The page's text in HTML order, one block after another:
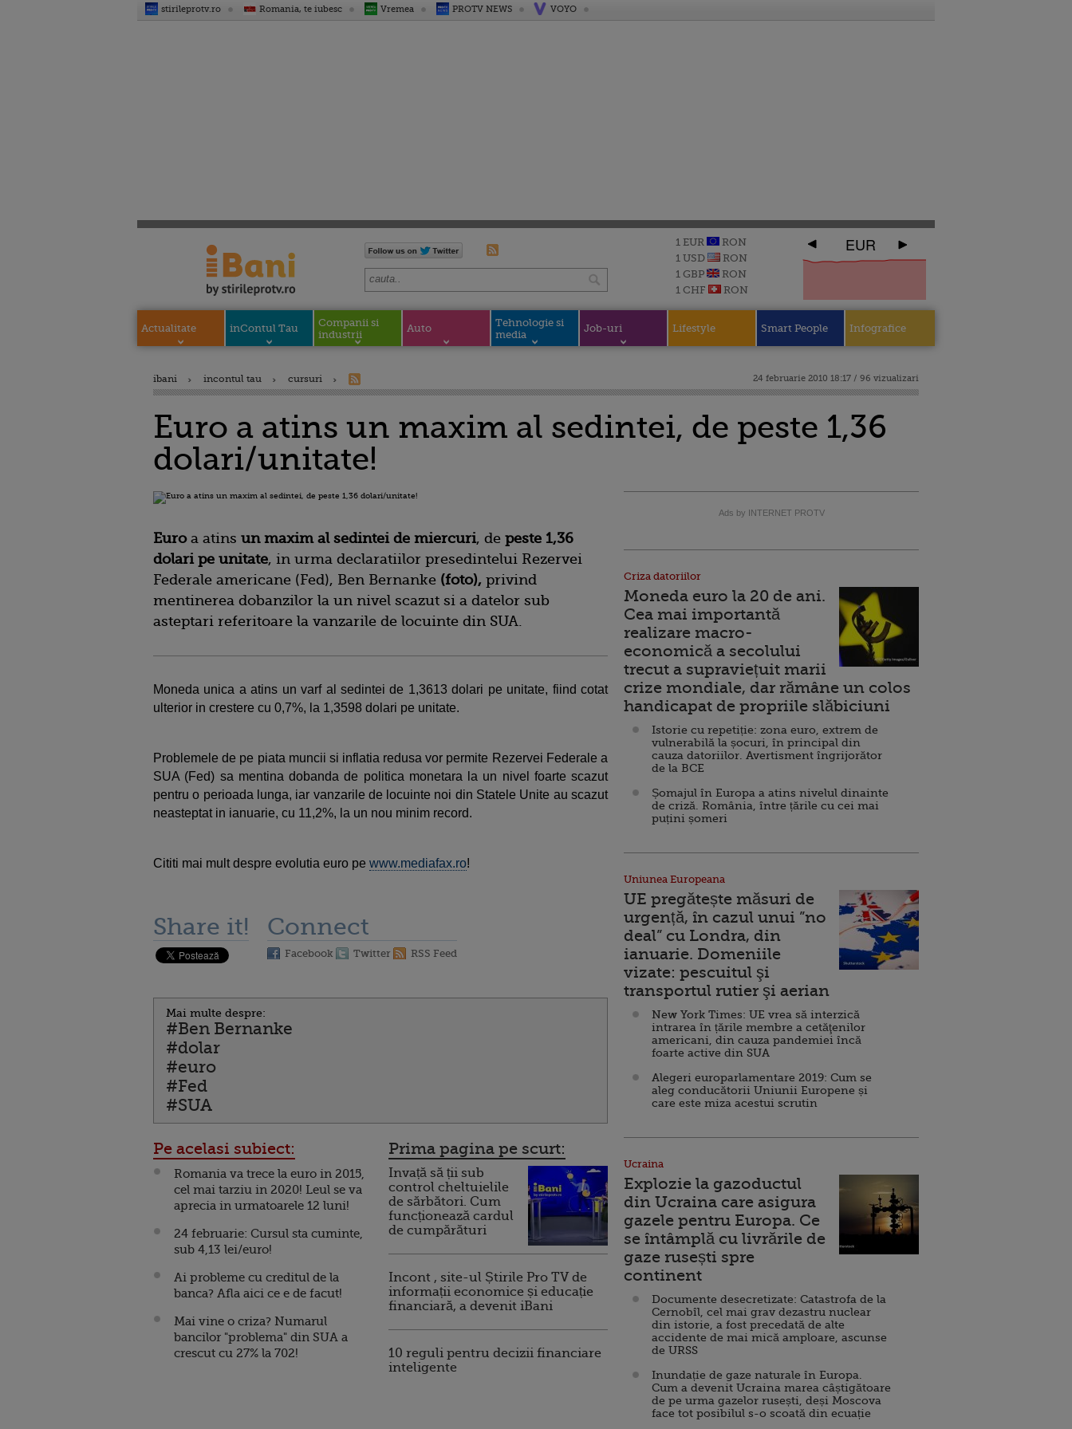
stirileprotv.ro Romania, te iubesc Vremea PROTV NEWS VOYO
1 EUR
RON
1 USD
RON
1 GBP
RON
1 CHF
RON
EUR
Actualitate inContul Tau
Companii si
industrii
Auto
Tehnologie si
media
Job-uri Lifestyle Smart People Infografice
ibani incontul tau cursuri 24 februarie 2010 18:17 / 96 vizualizari
Euro a atins un maxim al sedintei, de peste 1,36
dolari/unitate!
Euroa atins un maxim al sedintei de miercuri, de peste 1,36
dolari pe unitate, in urma declaratiilor presedintelui Rezervei
Federale americane (Fed), Ben Bernanke (foto), privind
mentinerea dobanzilor la un nivel scazut si a datelor sub
asteptari referitoare la vanzarile de locuinte din SUA.
Moneda unica a atins un varf al sedintei de 1,3613 dolari pe unitate, fiind cotat
ulterior in crestere cu 0,7%, la 1,3598 dolari pe unitate.
Problemele de pe piata muncii si inflatia redusa vor permite Rezervei Federale a
SUA (Fed) sa mentina dobanda de politica monetara la un nivel foarte scazut
pentru o perioada lunga, iar vanzarile de locuinte noi din Statele Unite au scazut
neasteptat in ianuarie, cu 11,2%, la un nou minim record.
Cititi mai mult despre evolutia euro pe www.mediafax.ro!
Share it! Connect
Facebook Twitter RSS Feed
Mai multe despre:
#Ben Bernanke
#dolar
#euro
#Fed
#SUA
Pe acelasi subiect:
Romania va trece la euro in 2015,
cel mai tarziu in 2020! Leul se va
aprecia in urmatoarele 12 luni!
24 februarie: Cursul sta cuminte,
sub 4,13 lei/euro!
Ai probleme cu creditul de la
banca? Afla aici ce e de facut!
Mai vine o criza? Numarul
bancilor "problema" din SUA a
crescut cu 27% la 702!
Prima pagina pe scurt:
Invață să ții sub
control cheltuielile
de sărbători. Cum
funcționează cardul
de cumpărături
Incont , site-ul Știrile Pro TV de
informații economice și educație
financiară, a devenit iBani
10 reguli pentru decizii financiare
inteligente
Ads by INTERNET PROTV
Criza datoriilor
Moneda euro la 20 de ani.
Cea mai importantă
realizare macro-
economică a secolului
trecut a supraviețuit marii
crize mondiale, dar rămâne un colos
handicapat de propriile slăbiciuni
Istorie cu repetiție: zona euro, extrem de
vulnerabilă la șocuri, în principal din
cauza datoriilor. Avertisment îngrijorător
de la BCE
Șomajul în Europa a atins nivelul dinainte
de criză. România, între țările cu cei mai
puțini șomeri
Uniunea Europeana
UE pregătește măsuri de
urgență, în cazul unui ”no
deal” cu Londra, din
ianuarie. Domeniile
vizate: pescuitul şi
transportul rutier şi aerian
New York Times: UE vrea să interzică
intrarea în țările membre a cetăţenilor
americani, din cauza pandemiei încă
foarte active din SUA
Alegeri europarlamentare 2019: Cum se
aleg conducătorii Uniunii Europene și
care este miza acestui scrutin
Ucraina
Explozie la gazoductul
din Ucraina care asigura
gazele pentru Europa. Ce
se întâmplă cu livrările de
gaze rusești spre
continent
Documente desecretizate: Catastrofa de la
Cernobîl, cel mai grav dezastru nuclear
din istorie, a fost precedată de alte
accidente de mai mică amploare, ascunse
de URSS
Inundație de gaze naturale în Europa.
Cum a devenit Ucraina marea câștigătoare
de pe urma gazelor rusești, deși Moscova
face tot posibilul s-o scoată din ecuație